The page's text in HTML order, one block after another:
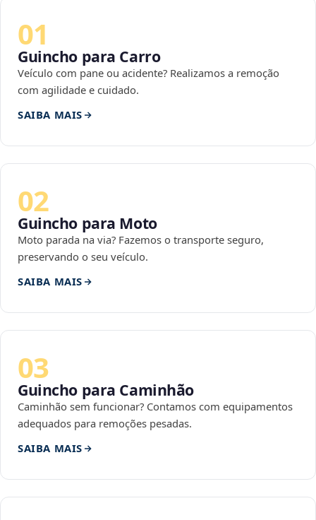
01
Guincho para Carro
Veículo com pane ou acidente? Realizamos a remoção
com agilidade e cuidado.
SAIBA MAIS
02
Guincho para Moto
Moto parada na via? Fazemos o transporte seguro,
preservando o seu veículo.
SAIBA MAIS
03
Guincho para Caminhão
Caminhão sem funcionar? Contamos com equipamentos
adequados para remoções pesadas.
SAIBA MAIS